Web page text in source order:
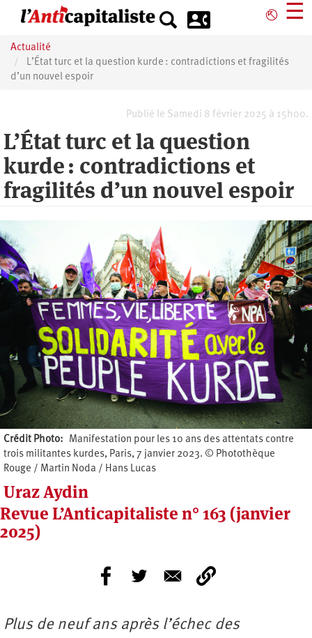
principal
⎋ ☰
Actualité
L’État turc et la question kurde : contradictions et fragilités
d’un nouvel espoir
Publié le Samedi 8 février 2025 à 15h00.
L’État turc et la question
kurde : contradictions et
fragilités d’un nouvel espoir
Crédit Photo
Manifestation pour les 10 ans des attentats contre
trois militantes kurdes, Paris, 7 janvier 2023. © Photothèque
Rouge / Martin Noda / Hans Lucas
Uraz Aydin
Revue L’Anticapitaliste n° 163 (janvier
2025)
Plus de neuf ans après l’échec des